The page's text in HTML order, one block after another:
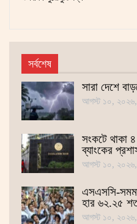
সর্বশেষ
সারা দেশে
আগস্ট ১০,
সংকটে থাকা
ব্যাংকের
আগস্ট ১০,
এসএসসি-
হার ৬২.২৫
আগস্ট ১০, ২০২৬,